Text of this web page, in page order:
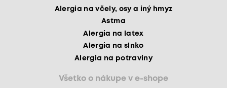
Alergia na včely, osy a iný hmyz
Astma
Alergia na latex
Alergia na slnko
Alergia na potraviny
Všetko o nákupe v e-shope